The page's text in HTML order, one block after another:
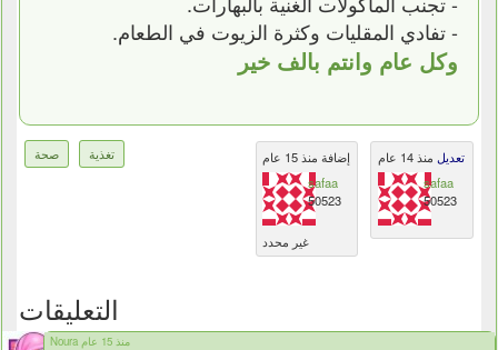
- تفادي المقليات وكثرة الزيوت في الطعام.
وكل عام وانتم بالف خير
تغذية صحة
إضافة منذ 15 عام
safaa
50523
غير محدد
تعديل منذ 14 عام
safaa
50523
التعليقات
Noura منذ 15 عام